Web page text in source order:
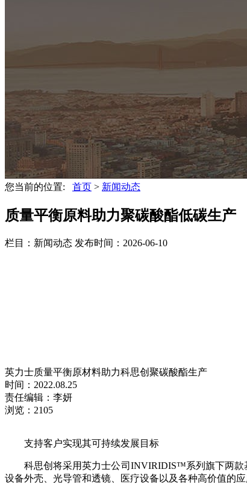
您当前的位置: 首页 > 新闻动态
质量平衡原料助力聚碳酸酯低碳生产
栏目：新闻动态 发布时间：2026-06-10
英力士质量平衡原材料助力科思创聚碳酸酯生产
时间：2022.08.25
责任编辑：李妍
浏览：2105
支持客户实现其可持续发展目标
科思创将采用英力士公司INVIRIDIS™系列旗下两
设备外壳、光导管和透镜、医疗设备以及各种高价值的应